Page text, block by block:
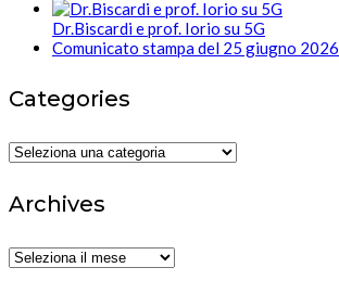
Dr.Biscardi e prof. Iorio su 5G
Comunicato stampa del 25 giugno 2026
Categories
Categories
Archives
Archives